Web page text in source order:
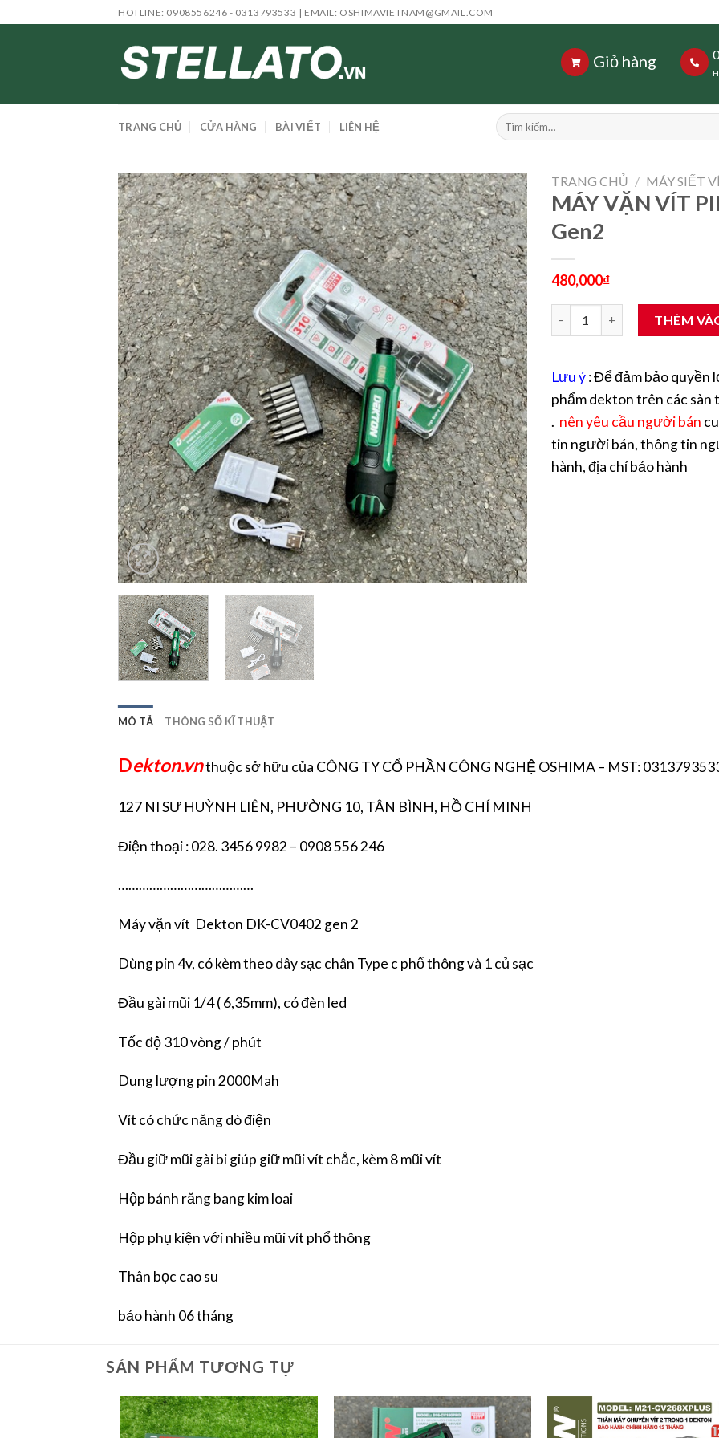
to
HOTLINE: 0908556246 - 0313793533 | EMAIL: OSHIMAVIETNAM@GMAIL.COM
Giỏ hàng
TRANG CHỦ CỬA HÀNG BÀI VIẾT LIÊN HỆ
Tìm
kiếm:
TRANG CHỦ / MÁY SIẾT
MÁY VẶN VÍT
Gen2
480,000₫
MÁY VẶN VÍT PIN DEKTON
THÊM
Lưu ý: Để đảm bảo quyền
phẩm dekton trên các sàn
. nên yêu cầu người bán
tin người bán, thông tin
hành, địa chỉ bảo hành
MÔ TẢ THÔNG SỐ KĨ THUẬT
Dekton.vnthuộc sở hữu của CÔNG TY CỔ PHẦN CÔNG NGHỆ OSHIMA – MST:
127 NI SƯ HUỲNH LIÊN, PHƯỜNG 10, TÂN BÌNH, HỒ CHÍ MINH
Điện thoại : 028. 3456 9982 – 0908 556 246
…………………………………
Máy vặn vít Dekton DK-CV0402 gen 2
Dùng pin 4v, có kèm theo dây sạc chân Type c phổ thông và 1 củ sạc
Đầu gài mũi 1/4 ( 6,35mm), có đèn led
Tốc độ 310 vòng / phút
Dung lượng pin 2000Mah
Vít có chức năng dò điện
Đầu giữ mũi gài bi giúp giữ mũi vít chắc, kèm 8 mũi vít
Hộp bánh răng bang kim loai
Hộp phụ kiện với nhiều mũi vít phổ thông
Thân bọc cao su
bảo hành 06 tháng
SẢN PHẨM TƯƠNG TỰ